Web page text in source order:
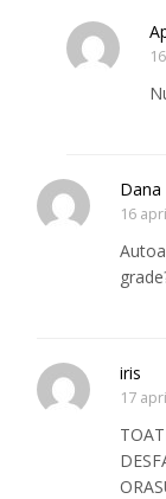
Dana
16
iris
17